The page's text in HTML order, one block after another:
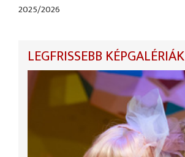
2025/2026
LEGFRISSEBB KÉPGALÉRIÁK